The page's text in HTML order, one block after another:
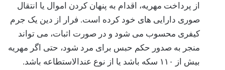
از پرداخت مهریه، اقدام به پنهان کردن اموال یا انتقال
صوری دارایی های خود کرده است. فرار از دین یک جرم
کیفری محسوب می شود و در صورت اثبات، می تواند
منجر به صدور حکم حبس برای مرد شود، حتی اگر مهریه
بیش از ۱۱۰ سکه باشد یا از نوع عندالاستطاعه باشد.